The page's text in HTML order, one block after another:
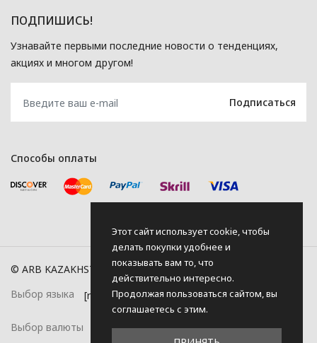
ПОДПИШИСЬ!
Узнавайте первыми последние новости о тенденциях,
акциях и многом другом!
Способы оплаты
© ARB KAZAKHSTAN, 2026
Выбор языка
Выбор валюты
Этот сайт использует cookie, чтобы
делать покупки удобнее и
показывать вам то, что
действительно интересно.
Продолжая пользоваться сайтом, вы
соглашаетесь с этим.